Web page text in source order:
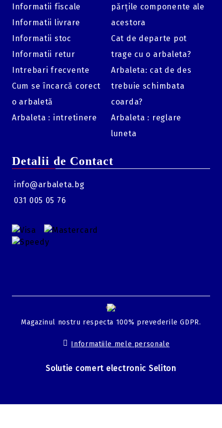
Informatii fiscale
Informatii livrare
Informatii stoc
Informatii retur
Intrebari frecvente
Cum se încarcă corect
o arbaletă
Arbaleta : intretinere
părțile componente ale
acestora
Cat de departe pot
trage cu o arbaleta?
Arbaleta: cat de des
trebuie schimbata
coarda?
Arbaleta : reglare
luneta
Detalii de Contact
info@arbaleta.bg
031 005 05 76
GDPR
Magazinul nostru respecta 100% prevederile GDPR.
Informatiile mele personale
Solutie comert electronic Seliton